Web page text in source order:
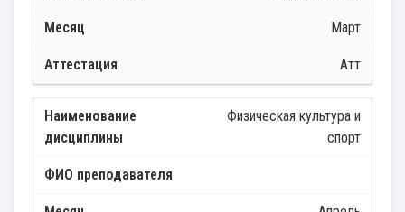
Март
Атт
Физическая культура и
спорт